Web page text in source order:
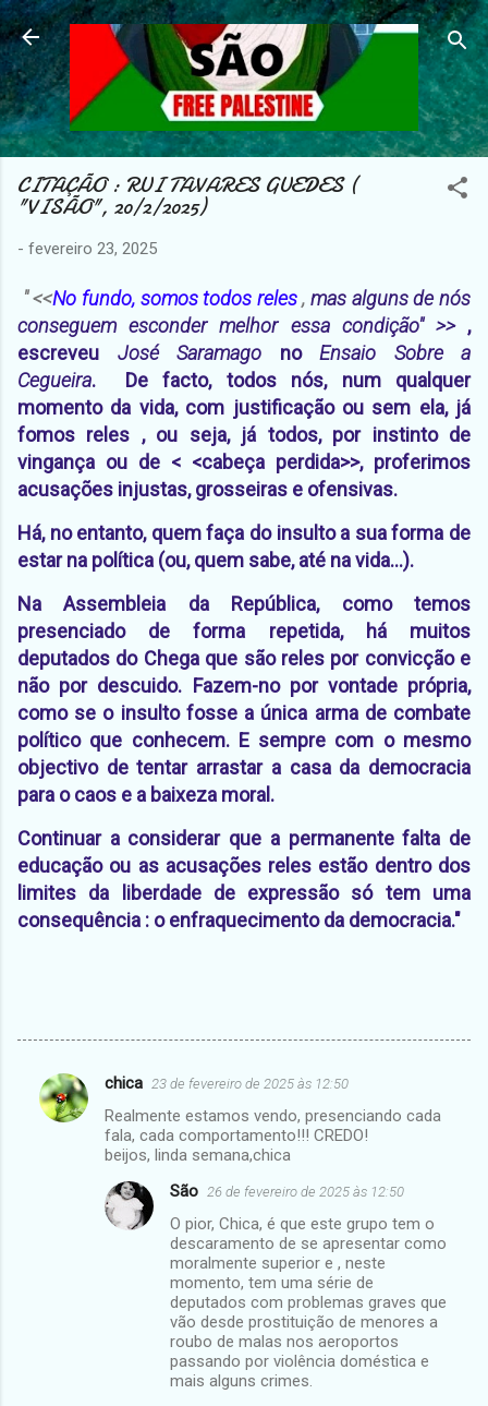
Avançar para o conteúdo principal
CITAÇÃO : RUI TAVARES GUEDES (
"VISÃO", 20/2/2025)
- fevereiro 23, 2025
" <<No fundo, somos todos reles,mas alguns de nós
conseguem esconder melhor essa condição" >> ,
escreveu José Saramago no Ensaio Sobre a
Cegueira. De facto, todos nós, num qualquer
momento da vida, com justificação ou sem ela, já
fomos reles , ou seja, já todos, por instinto de
vingança ou de < <cabeça perdida>>, proferimos
acusações injustas, grosseiras e ofensivas.
Há, no entanto, quem faça do insulto a sua forma de
estar na política (ou, quem sabe, até na vida...).
Na Assembleia da República, como temos
presenciado de forma repetida, há muitos
deputados do Chega que são reles por convicção e
não por descuido. Fazem-no por vontade própria,
como se o insulto fosse a única arma de combate
político que conhecem. E sempre com o mesmo
objectivo de tentar arrastar a casa da democracia
para o caos e a baixeza moral.
Continuar a considerar que a permanente falta de
educação ou as acusações reles estão dentro dos
limites da liberdade de expressão só tem uma
consequência : o enfraquecimento da democracia."
C
chica 23 de fevereiro de 2025 às 12:50
Realmente estamos vendo, presenciando cada
fala, cada comportamento!!! CREDO!
beijos, linda semana,chica
São 26 de fevereiro de 2025 às 12:50
O pior, Chica, é que este grupo tem o
descaramento de se apresentar como
moralmente superior e , neste
momento, tem uma série de
deputados com problemas graves que
vão desde prostituição de menores a
roubo de malas nos aeroportos
passando por violência doméstica e
mais alguns crimes.